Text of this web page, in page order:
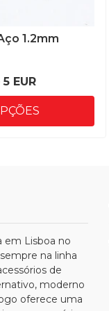
1.2mm
5 EUR
em Lisboa no
na linha
de
moderno
oferece uma